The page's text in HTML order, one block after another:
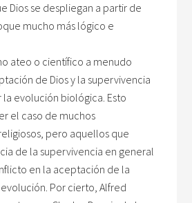
Dios se despliegan a partir de
mucho más lógico e
ateo o científico a menudo
de Dios y la supervivencia
la evolución biológica. Esto
el caso de muchos
pero aquellos que
de la supervivencia en general
en la aceptación de la
Por cierto, Alfred